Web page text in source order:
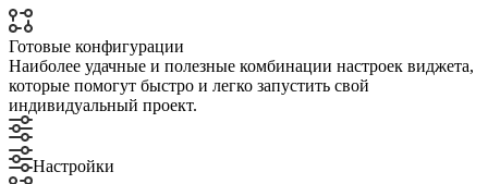
Готовые конфигурации
Наиболее удачные и полезные комбинации настроек виджета,
которые помогут быстро и легко запустить свой
индивидуальный проект.
Настройки